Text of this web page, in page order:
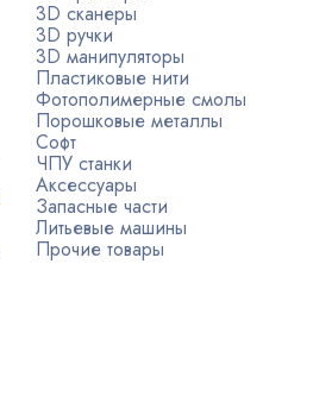
3D сканеры
3D ручки
3D манипуляторы
Пластиковые нити
Фотополимерные смолы
Порошковые металлы
Софт
ЧПУ станки
Аксессуары
Запасные части
Литьевые машины
Прочие товары